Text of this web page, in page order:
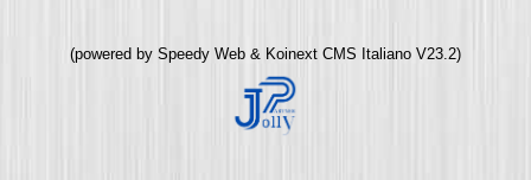
(powered by Speedy Web & Koinext CMS Italiano V23.2)